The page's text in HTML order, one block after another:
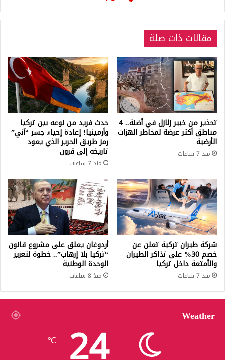
مقالات ذات صلة
تحذير من خبير زلازل في أضنة.. 4
مناطق أكثر عرضة لمخاطر الهزات
الأرضية
منذ 7 ساعات
حدث فريد من نوعه بين تركيا
وأرمينيا! إعادة إحياء جسر “آني”
رمز طريق الحرير الذي يعود
تاريخه إلى قرون
منذ 7 ساعات
شركة طيران تركية تعلن عن
خصم 30% على تذاكر الطيران
والأمتعة داخل تركيا
منذ 7 ساعات
أردوغان يعلق على مشروع قانون
“تركيا بلا إرهاب”.. خطوة لتعزيز
الوحدة الوطنية
منذ 8 ساعات
Weather
℃